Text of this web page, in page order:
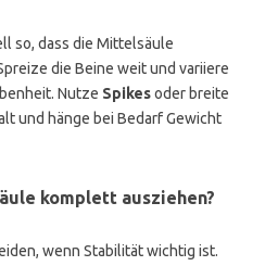
so, dass die Mittelsäule
die Beine weit und variiere
Nutze Spikesoder breite
und hänge bei Bedarf Gewicht
komplett ausziehen?
wenn Stabilität wichtig ist.